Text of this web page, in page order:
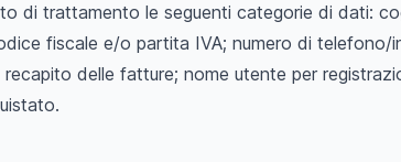
di trattamento le seguenti categorie di dati:
fiscale e/o partita IVA; numero di telefono/
delle fatture; nome utente per